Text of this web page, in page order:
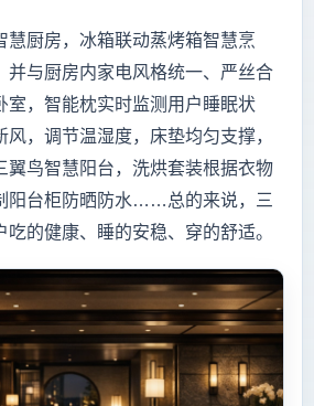
慧厨房，冰箱联动蒸烤箱智慧烹
并与厨房内家电风格统一、严丝合
室，智能枕实时监测用户睡眠状
，调节温湿度，床垫均匀支撑，
翼鸟智慧阳台，洗烘套装根据衣物
阳台柜防晒防水……总的来说，三
的健康、睡的安稳、穿的舒适。